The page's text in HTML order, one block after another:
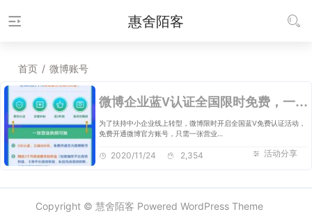
惠舍陌客
首页 / 微博账号
微博企业蓝V认证全国限时免费，一键开通微博小店，免费开启微博直播等权益
为了扶持中小企业线上转型，微博限时开启全国蓝V免费认证活动，
免费开通微博官方账号，只需一张营业…
活动分享
2020/11/24 2,354
Copyright © 慧舍陌客 Powered WordPressTheme